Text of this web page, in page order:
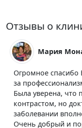
Отзывы о
Мария
Огромное
за
Была уверена, что
контрастом, но
заболевании
Очень добрый и